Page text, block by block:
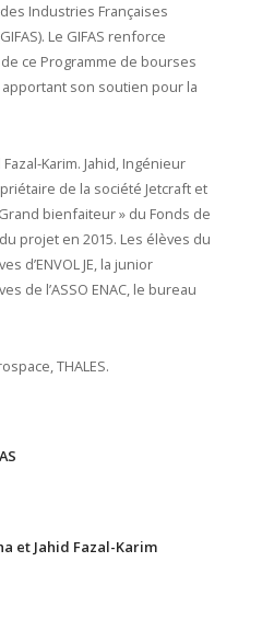
Industries Françaises
Le GIFAS renforce
ce Programme de bourses
apportant son soutien pour la
Karim. Jahid, Ingénieur
de la société Jetcraft et
bienfaiteur » du Fonds de
projet en 2015. Les élèves du
d’ENVOL JE, la junior
de l’ASSO ENAC, le bureau
THALES.
et Jahid Fazal-Karim